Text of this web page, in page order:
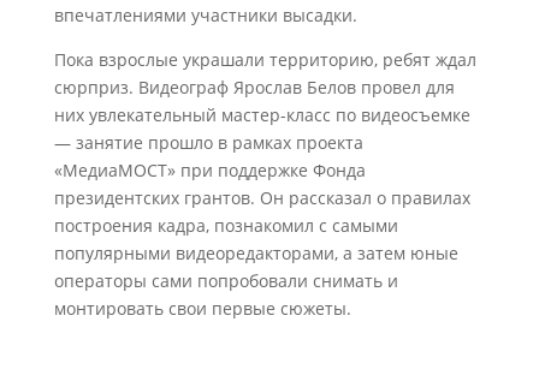
впечатлениями участники высадки.
Пока взрослые украшали территорию, ребят ждал
сюрприз. Видеограф Ярослав Белов провел для
них увлекательный мастер-класс по видеосъемке
— занятие прошло в рамках проекта
«МедиаМОСТ» при поддержке Фонда
президентских грантов. Он рассказал о правилах
построения кадра, познакомил с самыми
популярными видеоредакторами, а затем юные
операторы сами попробовали снимать и
монтировать свои первые сюжеты.